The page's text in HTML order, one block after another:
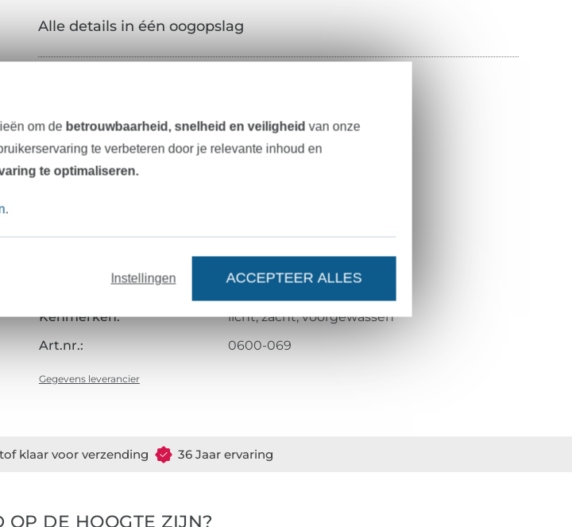
Alle details in één oogopslag
Gewicht:
124 g/m²
Kleur:
geweven
Kenmerken:
licht, zacht, voorgewassen
Art.nr.:
0600-069
Gegevens leverancier
klaar voor verzending 36 Jaar ervaring
OP DE HOOGTE ZIJN?
om de betrouwbaarheid, snelheid en veiligheid van onze
te verbeteren door je relevante inhoud en
te optimaliseren.
.
Instellingen ACCEPTEER ALLES